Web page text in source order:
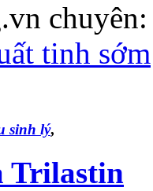
tinh sớm
sinh lý,
Trilastin